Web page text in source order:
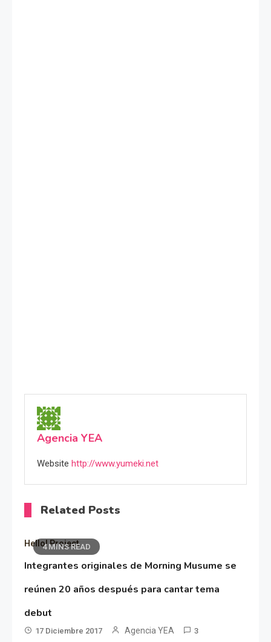
Agencia YEA
Website http://www.yumeki.net
Related Posts
4 MINS READ
Hello! Project
Integrantes originales de Morning Musume se
reúnen 20 años después para cantar tema
debut
17 Diciembre 2017 Agencia YEA 3